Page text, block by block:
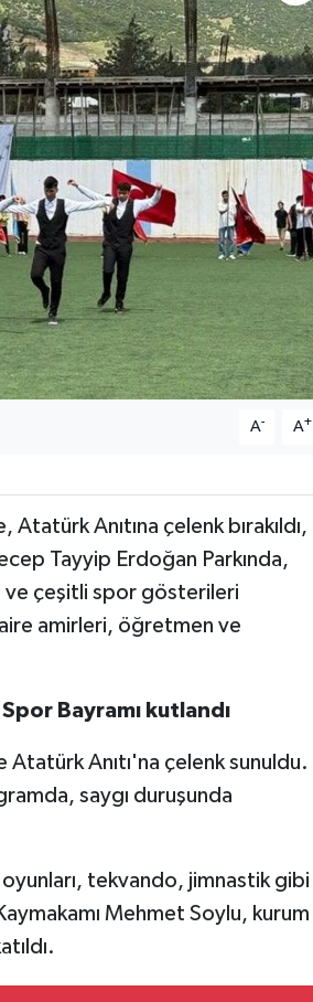
A- A+
Anıtına çelenk bırakıldı,
Tayyip Erdoğan Parkında,
ve çeşitli spor gösterileri
amirleri, öğretmen ve
Bayramı kutlandı
Anıtı'na çelenk sunuldu.
saygı duruşunda
tekvando, jimnastik gibi
Mehmet Soylu, kurum